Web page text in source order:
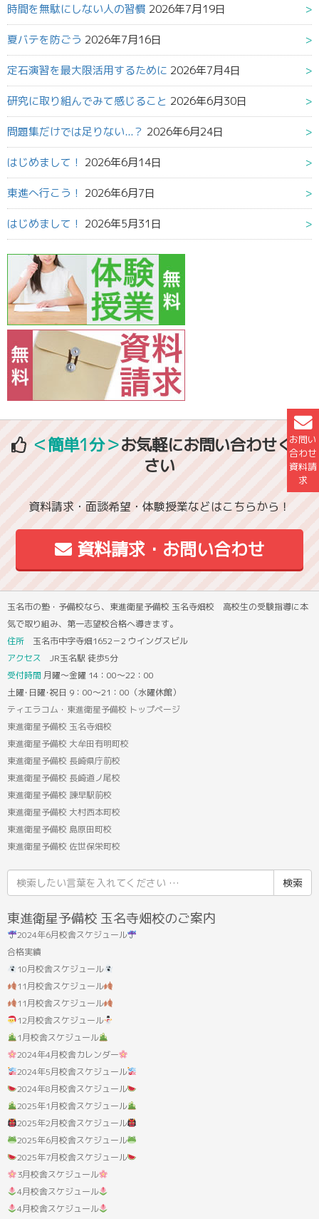
お問い
合わせ
資料請
求
時間を無駄にしない人の習慣 2026年7月19日
夏バテを防ごう 2026年7月16日
定石演習を最大限活用するために 2026年7月4日
研究に取り組んでみて感じること 2026年6月30日
問題集だけでは足りない...？ 2026年6月24日
はじめまして！ 2026年6月14日
東進へ行こう！ 2026年6月7日
はじめまして！ 2026年5月31日
＜簡単1分＞お気軽にお問い合わせくだ
さい
資料請求・面談希望・体験授業などはこちらから！
資料請求・お問い合わせ
玉名市の塾・予備校なら、東進衛星予備校 玉名寺畑校 高校生の受験指導に本
気で取り組み、第一志望校合格へ導きます。
住所 玉名市中字寺畑1652－2 ウイングスビル
アクセス JR玉名駅 徒歩5分
受付時間 月曜～金曜 14：00～22：00
土曜･日曜･祝日 9：00～21：00（水曜休館）
ティエラコム・東進衛星予備校 トップページ
東進衛星予備校 玉名寺畑校
東進衛星予備校 大牟田有明町校
東進衛星予備校 長崎県庁前校
東進衛星予備校 長崎道ノ尾校
東進衛星予備校 諫早駅前校
東進衛星予備校 大村西本町校
東進衛星予備校 島原田町校
東進衛星予備校 佐世保栄町校
索
結
果:
東進衛星予備校 玉名寺畑校のご案内
2024年6月校舎スケジュール
合格実績
10月校舎スケジュール
11月校舎スケジュール
11月校舎スケジュール
12月校舎スケジュール
1月校舎スケジュール
2024年4月校舎カレンダー
2024年5月校舎スケジュール
2024年8月校舎スケジュール
2025年1月校舎スケジュール
2025年2月校舎スケジュール
2025年6月校舎スケジュール
2025年7月校舎スケジュール
3月校舎スケジュール
4月校舎スケジュール
4月校舎スケジュール